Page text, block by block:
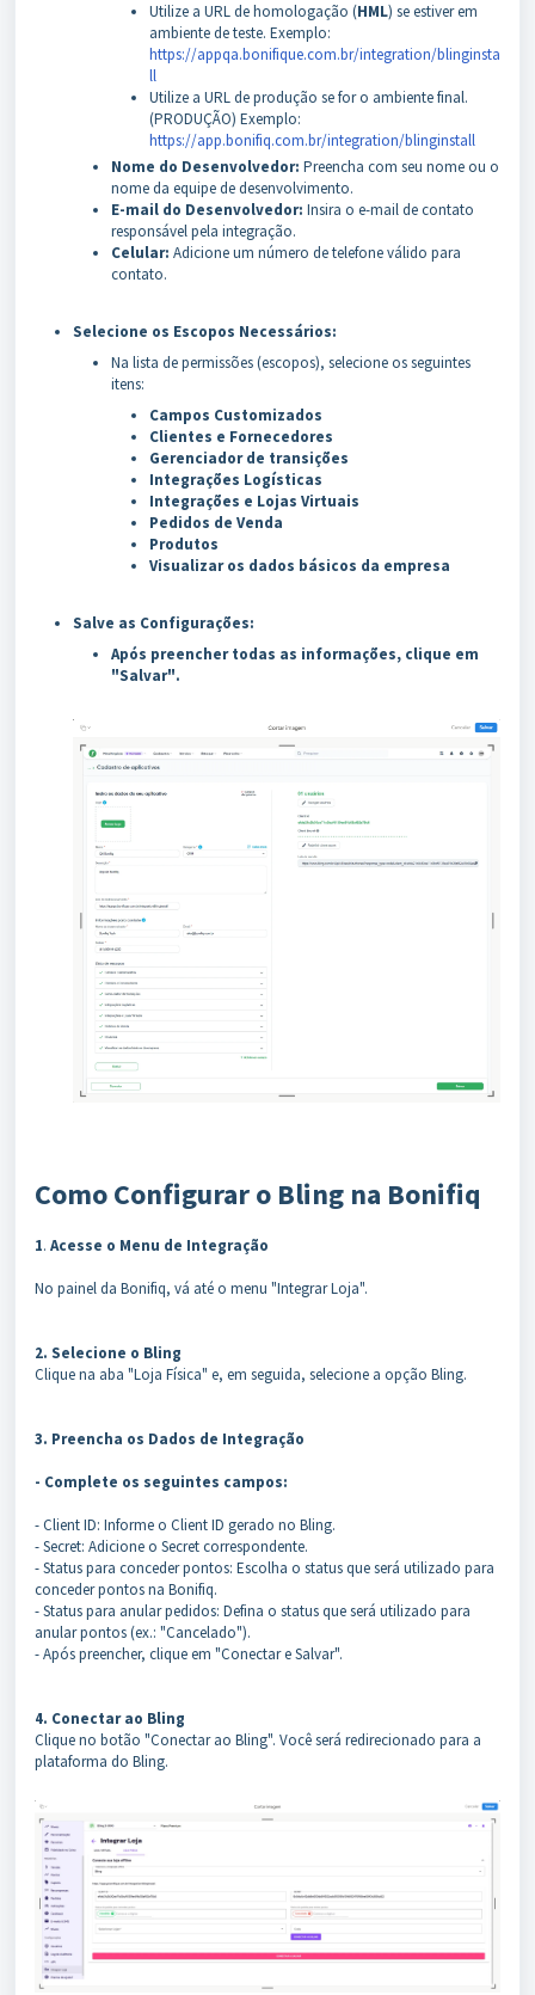
Utilize a URL de homologação (HML) se estiver em
ambiente de teste. Exemplo:
https://appqa.bonifique.com.br/integration/blinginsta
ll
Utilize a URL de produção se for o ambiente final.
(PRODUÇÃO) Exemplo:
https://app.bonifiq.com.br/integration/blinginstall
Nome do Desenvolvedor: Preencha com seu nome ou o
nome da equipe de desenvolvimento.
E-mail do Desenvolvedor: Insira o e-mail de contato
responsável pela integração.
Celular: Adicione um número de telefone válido para
contato.
Selecione os Escopos Necessários:
Na lista de permissões (escopos), selecione os seguintes
itens:
Campos Customizados
Clientes e Fornecedores
Gerenciador de transições
Integrações Logísticas
Integrações e Lojas Virtuais
Pedidos de Venda
Produtos
Visualizar os dados básicos da empresa
Salve as Configurações:
Após preencher todas as informações, clique em
"Salvar".
Como Configurar o Bling na Bonifiq
1. Acesse o Menu de Integração
No painel da Bonifiq, vá até o menu "Integrar Loja".
2. Selecione o Bling
Clique na aba "Loja Física" e, em seguida, selecione a opção Bling.
3. Preencha os Dados de Integração
- Complete os seguintes campos:
- Client ID: Informe o Client ID gerado no Bling.
- Secret: Adicione o Secret correspondente.
- Status para conceder pontos: Escolha o status que será utilizado para
conceder pontos na Bonifiq.
- Status para anular pedidos: Defina o status que será utilizado para
anular pontos (ex.: "Cancelado").
- Após preencher, clique em "Conectar e Salvar".
4. Conectar ao Bling
Clique no botão "Conectar ao Bling". Você será redirecionado para a
plataforma do Bling.